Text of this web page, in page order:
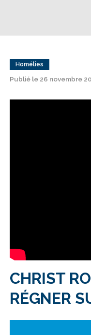
Homélies
Publié le 26 novembre
CHRIST
RÉGNER